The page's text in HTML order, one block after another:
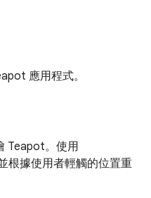
應用程式。
Teapot。使用
根據使用者輕觸的位置重